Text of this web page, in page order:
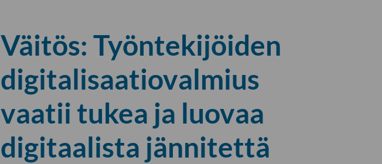
Väitös: Työntekijöiden
digitalisaatiovalmius
vaatii tukea ja luovaa
digitaalista jännitettä